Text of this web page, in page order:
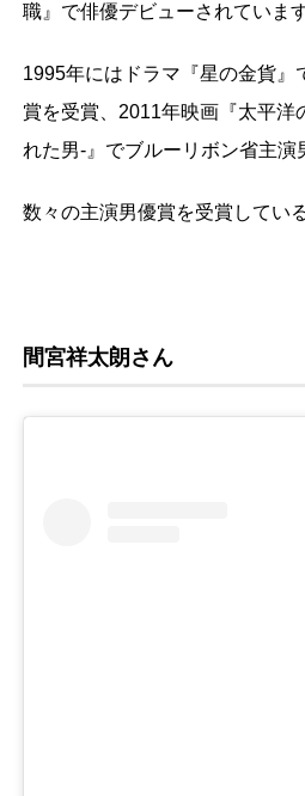
職』で俳優デビューされています
1995年にはドラマ『星の金貨』
賞を受賞、2011年映画『太平洋
れた男-』でブルーリボン省主演
数々の主演男優賞を受賞してい
間宮祥太朗さん